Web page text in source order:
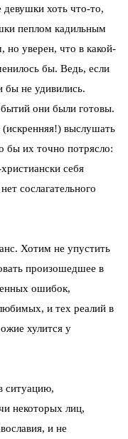
хоть что-то,
пеплом кадильным
уверен, что в какой-
бы. Ведь, если
бы не удивились.
они были готовы.
(искренняя!) выслушать
бы их точно потрясло:
себя
сослагательного
Хотим не упустить
произошедшее в
ошибок,
и тех реалий в
хулится у
ситуацию,
некоторых лиц,
и не